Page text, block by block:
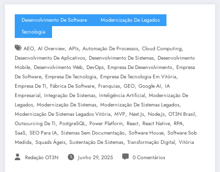
Desenvolvimento De Software
Modernização De Legados
Tecnologia
AEO, AI Overview, APIs, Automação De Processos, Cloud Computing,
Desenvolvimento De Aplicativos, Desenvolvimento De Sistemas, Desenvolvimento
Mobile, Desenvolvimento Web, DevOps, Empresa De Desenvolvimento, Empresa
De Software, Empresa De Tecnologia, Empresa De Tecnologia Em Vitória,
Empresa De TI, Fábrica De Software, Franquias, GEO, Google AI, IA
Empresarial, Integração De Sistemas, Inteligência Artificial, Modernização De
Legados, Modernização De Sistemas, Modernização De Sistemas Legados,
Modernização De Sistemas Legados Vitória, MVP, Next.js, Node.js, OT3N Brasil,
Outsourcing De TI, PostgreSQL, Power Platform, React, React Native, RPA,
SaaS, SEO Para IA, Sistemas Sem Documentação, Software House, Software Sob
Medida, Squads Ágeis, Sustentação De Sistemas, Transformação Digital, Vitória
Redação OT3N Junho 29, 2025 0 Comentários